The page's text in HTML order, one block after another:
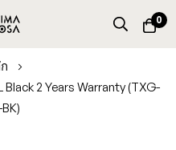
0
2 Years Warranty (TXG-